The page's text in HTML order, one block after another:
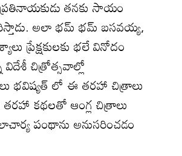
తనకు సాయం
అలా భమ్ భమ్ బసవయ్య,
ప్రేక్షకులకు భలే వినోదం
చిత్రోత్సవాల్లో
భవిష్యత్ లో ఈ తరహా చిత్రాలు
కథలతో ఆంగ్ల చిత్రాలు
పంథాను అనుసరించడం